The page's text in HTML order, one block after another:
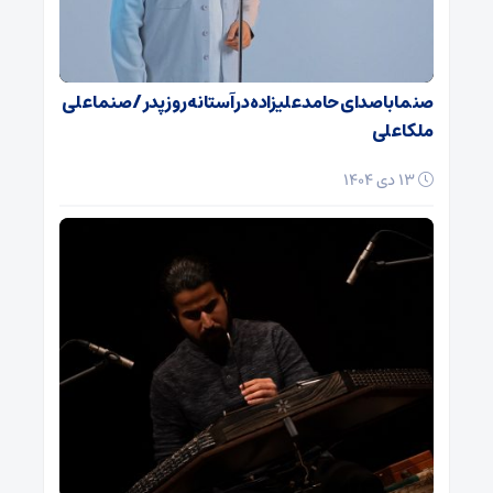
صنما با صدای حامد علیزاده در آستانه روز پدر / صنما علی
ملکا علی